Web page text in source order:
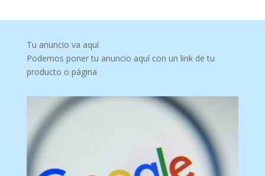
Tu anuncio va aquí
Podemos poner tu anuncio aquí con un link de tu
producto o página